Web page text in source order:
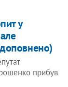
у
прибув